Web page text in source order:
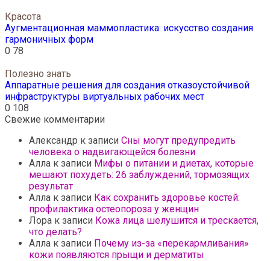
Красота
Аугментационная маммопластика: искусство создания
гармоничных форм
0 78
Полезно знать
Аппаратные решения для создания отказоустойчивой
инфраструктуры виртуальных рабочих мест
0 108
Свежие комментарии
Александр к записи Сны могут предупредить
человека о надвигающейся болезни
Алла к записи Мифы о питании и диетах, которые
мешают похудеть: 26 заблуждений, тормозящих
результат
Алла к записи Как сохранить здоровье костей:
профилактика остеопороза у женщин
Лора к записи Кожа лица шелушится и трескается,
что делать?
Алла к записи Почему из-за «перекармливания»
кожи появляются прыщи и дерматиты